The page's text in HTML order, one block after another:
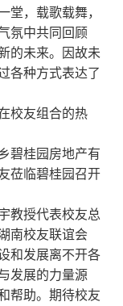
堂，载歌载舞，
氛中共同回顾
的未来。因故未
各种方式表达了
校友组合的热
碧桂园房地产有
莅临碧桂园召开
教授代表校友总
南校友联谊会
和发展离不开各
发展的力量源
帮助。期待校友